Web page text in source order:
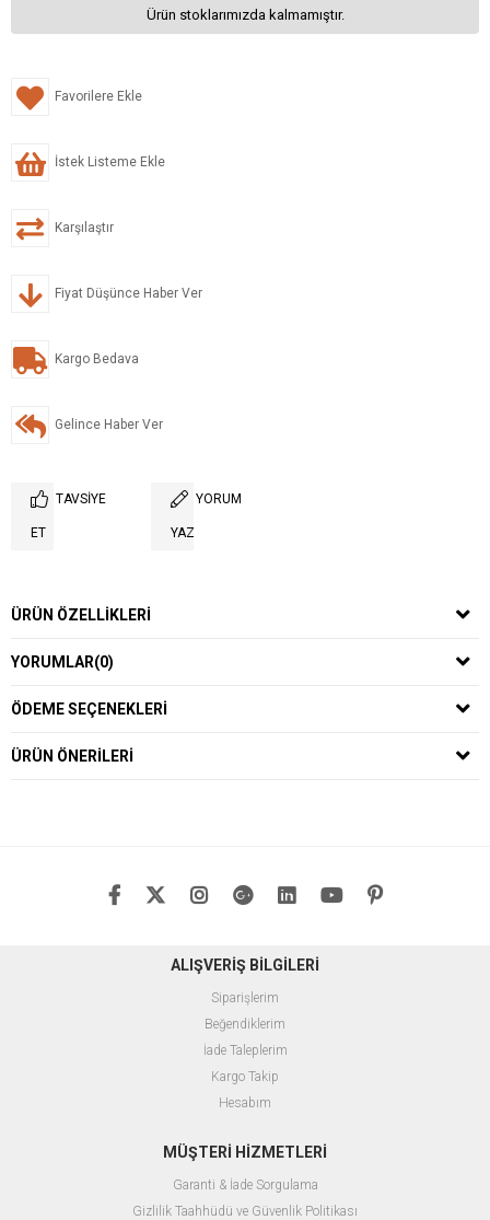
Ürün stoklarımızda kalmamıştır.
Favorilere Ekle
İstek Listeme Ekle
Karşılaştır
Fiyat Düşünce Haber Ver
Kargo Bedava
Gelince Haber Ver
TAVSIYE
ET
YORUM
YAZ
ÜRÜN ÖZELLIKLERI
YORUMLAR(0)
ÖDEME SEÇENEKLERI
ÜRÜN ÖNERILERI
ALIŞVERİŞ BİLGİLERİ
Siparişlerim
Beğendiklerim
İade Taleplerim
Kargo Takip
Hesabım
MÜŞTERİ HİZMETLERİ
Garanti & İade Sorgulama
Gizlilik Taahhüdü ve Güvenlik Politikası